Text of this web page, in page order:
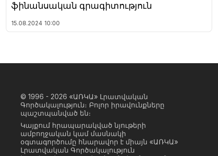
ֆինանսական գրագիտություն
15.08.2024 10:00
© 1996 - 2026 «ԱՌԿԱ» Լրատվական
Գործակալություն։ Բոլոր իրավունքները
պաշտպանված են։
Կայքում հրապարակված նյութերի
ամբողջական կամ մասնակի
օգտագործումը հնարավոր է միայն «ԱՌԿԱ»
Լրատվական Գործակալություն